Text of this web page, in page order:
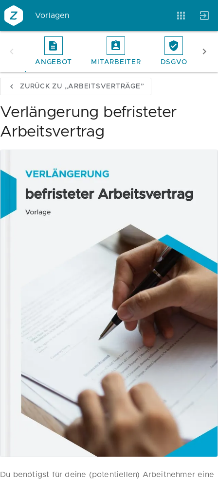
Vorlagen
Vorlagen Neukunden Unternehmen
ANGEBOT MITARBEITER DSGVO
ZURÜCK ZU „ARBEITSVERTRÄGE”
Verlängerung befristeter
Arbeitsvertrag
Du benötigst für deine (potentiellen) Arbeitnehmer eine